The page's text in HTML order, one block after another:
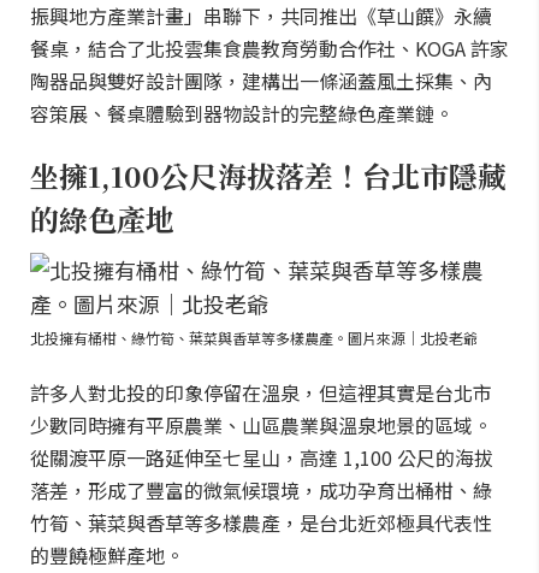
振興地方產業計畫」串聯下，共同推出《草山饌》永續
餐桌，結合了北投雲集食農教育勞動合作社、KOGA 許家
陶器品與雙好設計團隊，建構出一條涵蓋風土採集、內
容策展、餐桌體驗到器物設計的完整綠色產業鏈。
坐擁1,100公尺海拔落差！台北市隱藏
的綠色產地
北投擁有桶柑、綠竹筍、葉菜與香草等多樣農產。圖片來源｜北投老爺
許多人對北投的印象停留在溫泉，但這裡其實是台北市
少數同時擁有平原農業、山區農業與溫泉地景的區域。
從關渡平原一路延伸至七星山，高達 1,100 公尺的海拔
落差，形成了豐富的微氣候環境，成功孕育出桶柑、綠
竹筍、葉菜與香草等多樣農產，是台北近郊極具代表性
的豐饒極鮮產地。